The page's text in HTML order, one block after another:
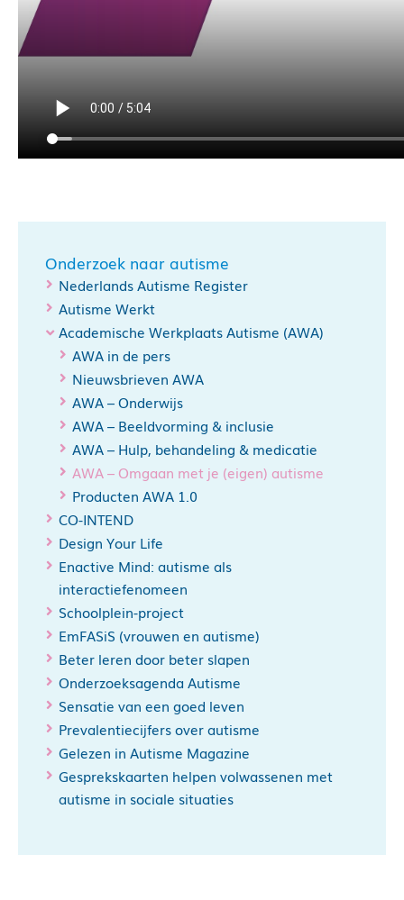
Onderzoek naar autisme
Nederlands Autisme Register
Autisme Werkt
Academische Werkplaats Autisme (AWA)
AWA in de pers
Nieuwsbrieven AWA
AWA – Onderwijs
AWA – Beeldvorming & inclusie
AWA – Hulp, behandeling & medicatie
AWA – Omgaan met je (eigen) autisme
Producten AWA 1.0
CO-INTEND
Design Your Life
Enactive Mind: autisme als
interactiefenomeen
Schoolplein-project
EmFASiS (vrouwen en autisme)
Beter leren door beter slapen
Onderzoeksagenda Autisme
Sensatie van een goed leven
Prevalentiecijfers over autisme
Gelezen in Autisme Magazine
Gesprekskaarten helpen volwassenen met
autisme in sociale situaties